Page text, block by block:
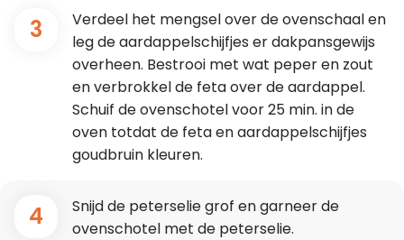
3
Verdeel het mengsel over de ovenschaal en
leg de aardappelschijfjes er dakpansgewijs
overheen. Bestrooi met wat peper en zout
en verbrokkel de feta over de aardappel.
Schuif de ovenschotel voor 25 min. in de
oven totdat de feta en aardappelschijfjes
goudbruin kleuren.
4
Snijd de peterselie grof en garneer de
ovenschotel met de peterselie.